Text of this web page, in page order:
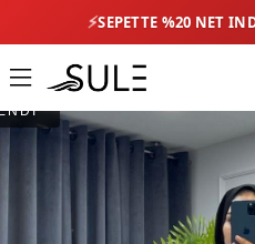
⚡SEPETTE %20 NET